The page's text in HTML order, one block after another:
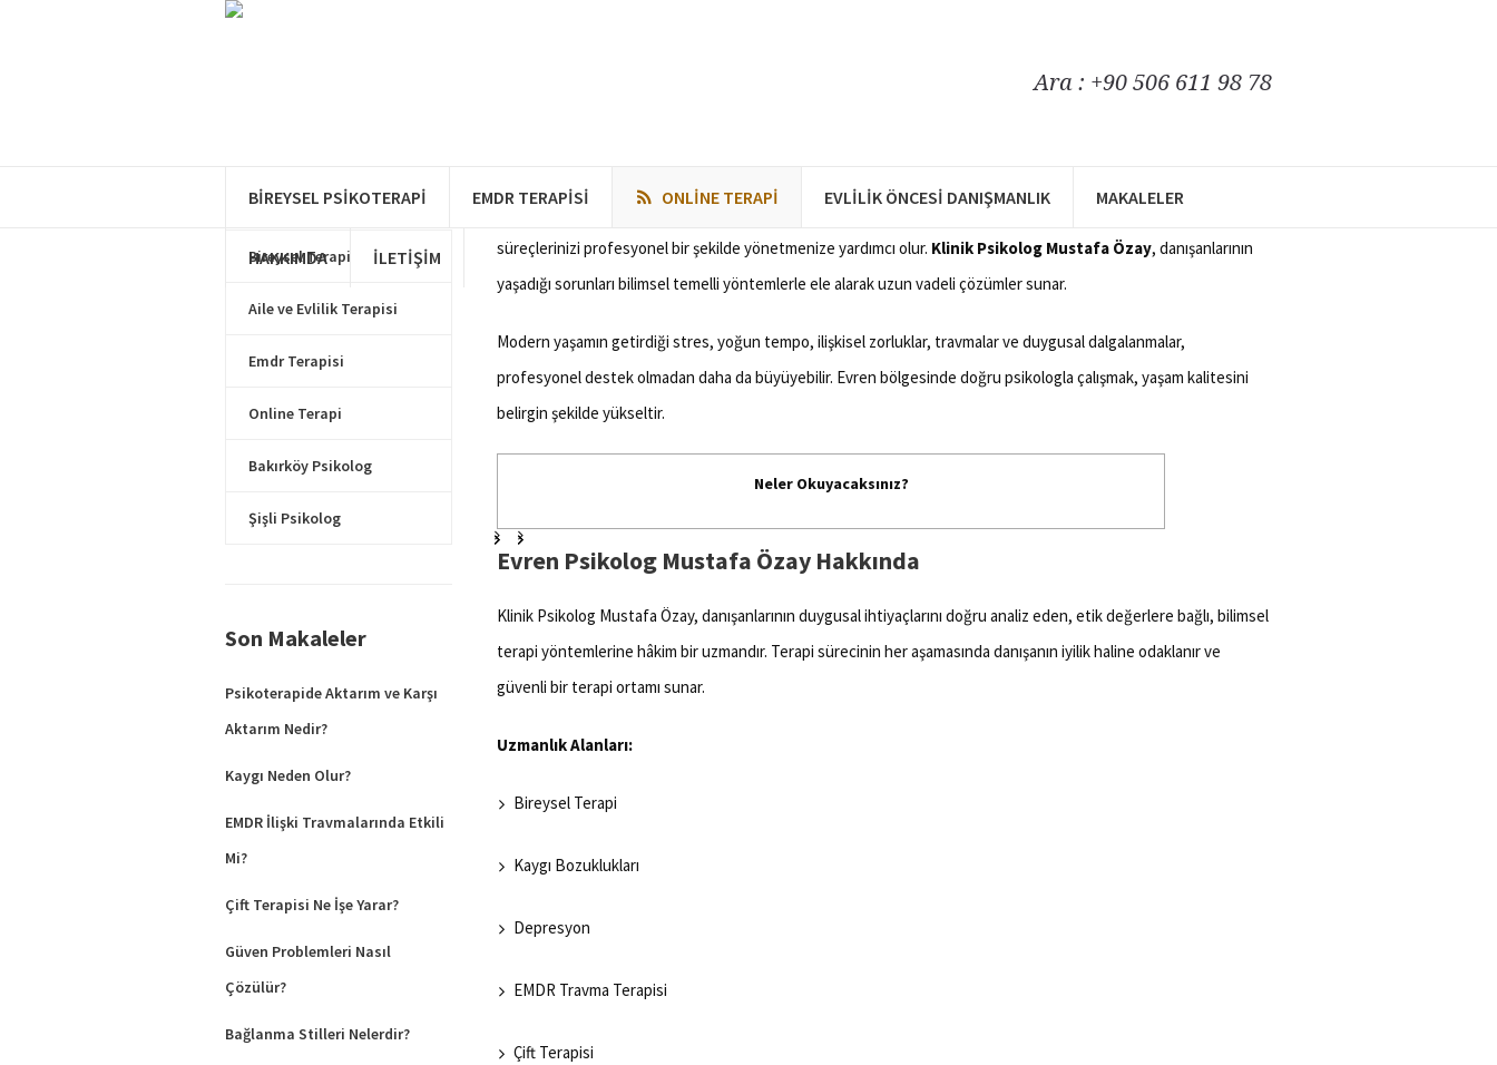
Ara : +90 506 611 98 78
BIREYSEL PSIKOTERAPI EMDR TERAPISI ONLINE TERAPI EVLILIK ÖNCESI DANIŞMANLIK MAKALELER
HAKKIMDA İLETIŞIM
piskolog
Evren Psikolog arayışınızda, alanında uzman ve güvenilir bir klinik psikologla çalışmak, duygusal ve zihinsel
süreçlerinizi profesyonel bir şekilde yönetmenize yardımcı olur. Klinik Psikolog Mustafa Özay, danışanlarının
yaşadığı sorunları bilimsel temelli yöntemlerle ele alarak uzun vadeli çözümler sunar.
Modern yaşamın getirdiği stres, yoğun tempo, ilişkisel zorluklar, travmalar ve duygusal dalgalanmalar,
profesyonel destek olmadan daha da büyüyebilir. Evren bölgesinde doğru psikologla çalışmak, yaşam kalitesini
belirgin şekilde yükseltir.
Neler Okuyacaksınız?
Evren Psikolog Mustafa Özay Hakkında
Klinik Psikolog Mustafa Özay, danışanlarının duygusal ihtiyaçlarını doğru analiz eden, etik değerlere bağlı, bilimsel
terapi yöntemlerine hâkim bir uzmandır. Terapi sürecinin her aşamasında danışanın iyilik haline odaklanır ve
güvenli bir terapi ortamı sunar.
Uzmanlık Alanları:
Bireysel Terapi
Kaygı Bozuklukları
Depresyon
EMDR Travma Terapisi
Çift Terapisi
Makale Kategorileri
Bireysel Terapi
Aile ve Evlilik Terapisi
Emdr Terapisi
Online Terapi
Bakırköy Psikolog
Şişli Psikolog
Son Makaleler
Psikoterapide Aktarım ve Karşı
Aktarım Nedir?
Kaygı Neden Olur?
EMDR İlişki Travmalarında Etkili
Mi?
Çift Terapisi Ne İşe Yarar?
Güven Problemleri Nasıl
Çözülür?
Bağlanma Stilleri Nelerdir?